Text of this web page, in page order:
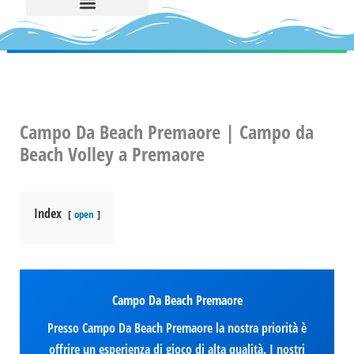
Campo Da Beach Premaore | Campo da
Beach Volley a Premaore
Index open
Campo Da Beach Premaore
Presso Campo Da Beach Premaore la nostra priorità è
offrire un esperienza di gioco di alta qualità. I nostri